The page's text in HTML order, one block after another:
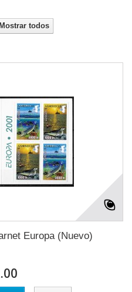
Mostrar todos
Europa (Nuevo)